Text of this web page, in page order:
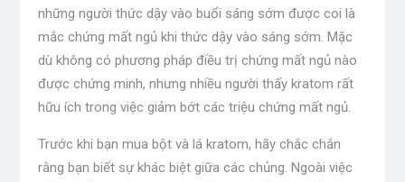
những người thức dậy vào buổi sáng sớm được coi là
mắc chứng mất ngủ khi thức dậy vào sáng sớm. Mặc
dù không có phương pháp điều trị chứng mất ngủ nào
được chứng minh, nhưng nhiều người thấy kratom rất
hữu ích trong việc giảm bớt các triệu chứng mất ngủ.
Trước khi bạn mua bột và lá kratom, hãy chắc chắn
rằng bạn biết sự khác biệt giữa các chủng. Ngoài việc